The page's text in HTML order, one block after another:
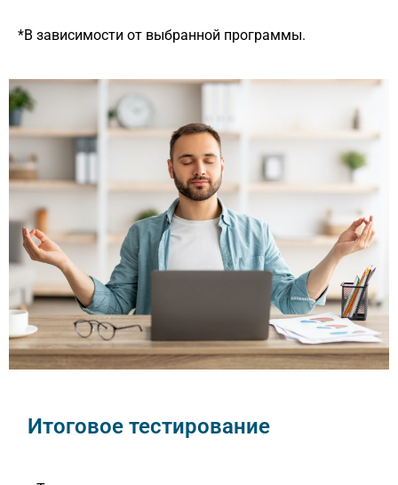
*В зависимости от выбранной программы.
Итоговое тестирование